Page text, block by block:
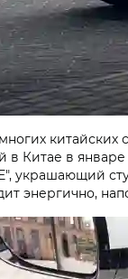
китайских
Китае в
украшающий
энергично,